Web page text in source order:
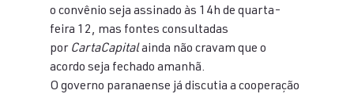
o convênio seja assinado às 14h de quarta-
feira 12, mas fontes consultadas
por CartaCapital ainda não cravam que o
acordo seja fechado amanhã.
O governo paranaense já discutia a cooperação